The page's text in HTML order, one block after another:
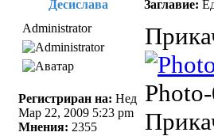
Десислава
Заглавие:
Administrator
Регистриран на: Нед
Мар 22, 2009 5:23 pm
Мнения: 2355